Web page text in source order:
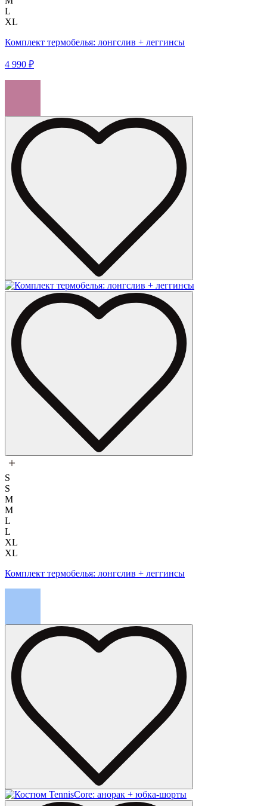
L
XL
Комплект термобелья: лонгслив + леггинсы
4 990 ₽
S
S
M
M
L
L
XL
XL
Комплект термобелья: лонгслив + леггинсы